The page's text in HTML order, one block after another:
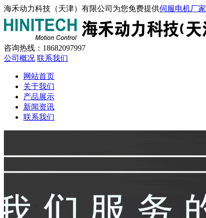
海禾动力科技（天津）有限公司为您免费提供伺服电机厂家
咨询热线： 18682097997
公司概况 联系我们
网站首页
关于我们
产品展示
新闻资讯
联系我们